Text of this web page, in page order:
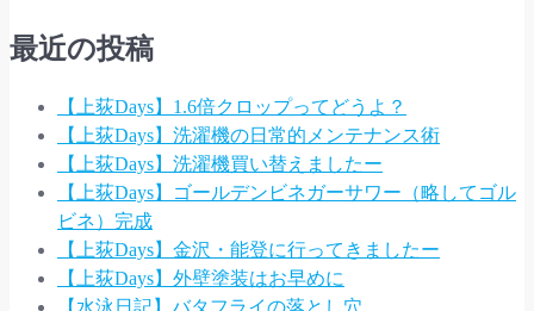
最近の投稿
【上荻Days】1.6倍クロップってどうよ？
【上荻Days】洗濯機の日常的メンテナンス術
【上荻Days】洗濯機買い替えましたー
【上荻Days】ゴールデンビネガーサワー（略してゴル
ビネ）完成
【上荻Days】金沢・能登に行ってきましたー
【上荻Days】外壁塗装はお早めに